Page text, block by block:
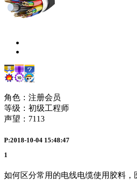
角色：注册会员
等级：初级工程师
声望： 7113
P:2018-10-04 15:48:47
1
如何区分常用的电线电缆使用胶料